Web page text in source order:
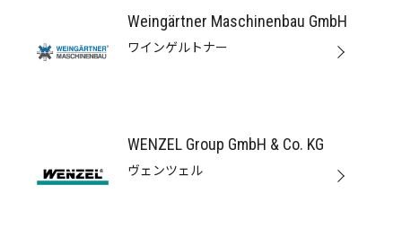
Weingärtner Maschinenbau GmbH
ワインゲルトナー
WENZEL Group GmbH & Co. KG
ヴェンツェル